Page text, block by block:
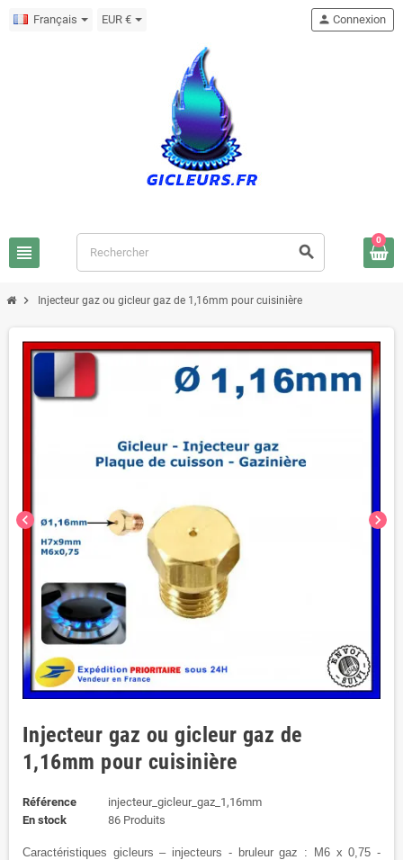
Français EUR €
view_headline search
person Connexion
0
chevron_right Injecteur gaz ou gicleur gaz de 1,16mm pour cuisinière
chevron_left chevron_right
Injecteur gaz ou gicleur gaz de
1,16mm pour cuisinière
Référence
injecteur_gicleur_gaz_1,16mm
En stock
86 Produits
Caractéristiques gicleurs – injecteurs - bruleur gaz : M6 x 0,75 -